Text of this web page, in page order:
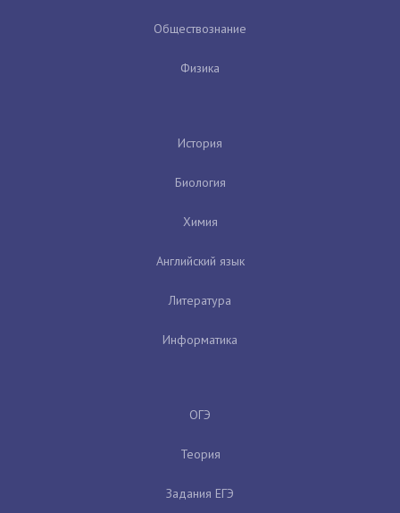
Обществознание
Физика
История
Биология
Химия
Английский язык
Литература
Информатика
ОГЭ
Теория
Задания ЕГЭ